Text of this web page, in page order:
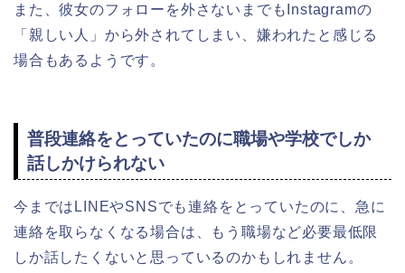
また、彼女のフォローを外さないまでもInstagramの
「親しい人」から外されてしまい、嫌われたと感じる
場合もあるようです。
普段連絡をとっていたのに職場や学校でしか
話しかけられない
今まではLINEやSNSでも連絡をとっていたのに、急に
連絡を取らなくなる場合は、もう職場など必要最低限
しか話したくないと思っているのかもしれません。